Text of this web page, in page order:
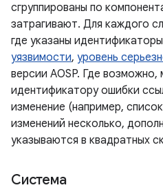
сгруппированы по
затрагивают. Для каждого
где указаны
уязвимости, уровень
версии AOSP. Где
идентификатору ошибки
изменение (например,
изменений несколько,
указываются в квадратных
Система